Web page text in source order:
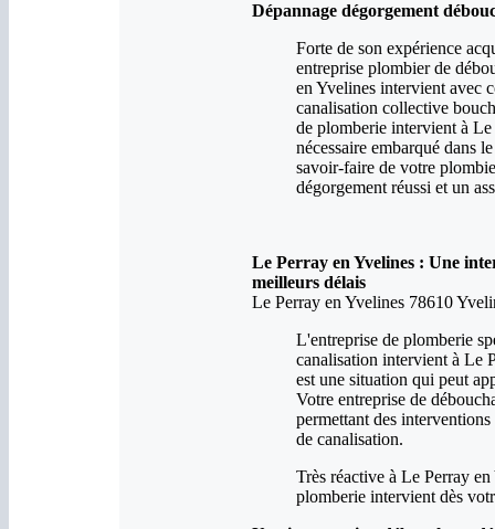
Dépannage dégorgement
Forte de son expérience
entreprise plombier de
en Yvelines intervient avec
canalisation collective
de plomberie intervient à
nécessaire embarqué dans
savoir-faire de votre
dégorgement réussi et un
Le Perray en Yvelines : Une
meilleurs délais
Le Perray en Yvelines 78610
L'entreprise de plomberie
canalisation intervient à Le
est une situation qui peut
Votre entreprise de
permettant des
de canalisation.
Très réactive à Le Perray
plomberie intervient dès